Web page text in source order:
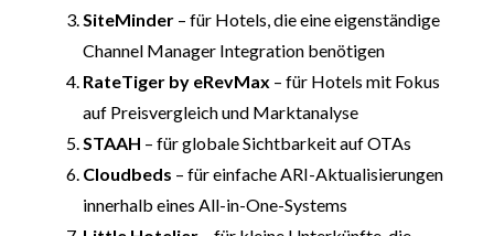
SiteMinder – für Hotels, die eine eigenständige
Channel Manager Integration benötigen
RateTiger by eRevMax – für Hotels mit Fokus
auf Preisvergleich und Marktanalyse
STAAH – für globale Sichtbarkeit auf OTAs
Cloudbeds – für einfache ARI-Aktualisierungen
innerhalb eines All-in-One-Systems